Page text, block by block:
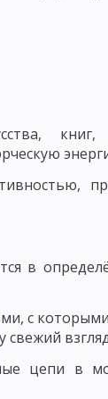
В
В ПЕДАГОГИКЕ
книг,
в
с
цепи в